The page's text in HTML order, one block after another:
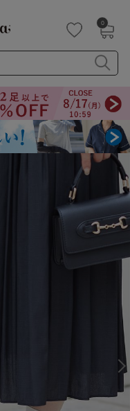
0
チューブトップ
キャミソール
ライフスタイル